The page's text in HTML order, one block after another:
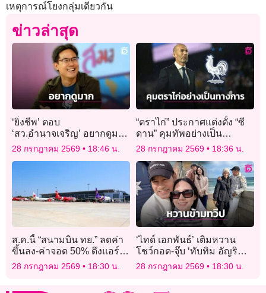
เหตุการณ์โยงกลุ่มเดียวกัน
ข่าวล่าสุด
‘ยิ่งชีพ’ ตอบ
‘สว.อำนาจเจริญ’ อยากดูมาก
คำสั่ง กกต.ตีตกปมคุณสมบัติ
แต่มันอยู่ไหน
28 กรกฎาคม 2569 18:46 น.
“ตราไก่” ประกาศแต่งตั้ง “ซี
ดาน” คุมทัพอย่างเป็น
ทางการยาวยันจบฟุตบอล
โลก 2030
28 กรกฎาคม 2569 18:36 น.
ส.ค.นี้ “สนามบิน ทย.” ลดค่า
ขึ้นลง-ค่าจอด 50% ดึงแอร์
ไลน์เปิดเส้นบินใหม่ระหว่าง
ประเทศ
28 กรกฎาคม 2569 18:30 น.
‘ไทด์ เอกพันธ์’ เติมหวาน
โชว์กอด-จุ๊บ ‘ทับทิม อัญริ
นทร์’ สุดละมุนกลาง
ออสเตรเลีย
28 กรกฎาคม 2569 18:30 น.